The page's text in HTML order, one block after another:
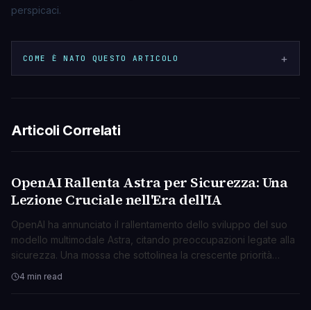
perspicaci.
COME È NATO QUESTO ARTICOLO +
Articoli Correlati
AI & ML
OpenAI Rallenta Astra per Sicurezza: Una
Lezione Cruciale nell'Era dell'IA
OpenAI ha annunciato il rallentamento dello sviluppo del suo
modello multimodale Astra, citando preoccupazioni legate alla
sicurezza. Una mossa che sottolinea la crescente priorità
dell'etica e della cautela nello sviluppo dell'intelligenza
4 min read